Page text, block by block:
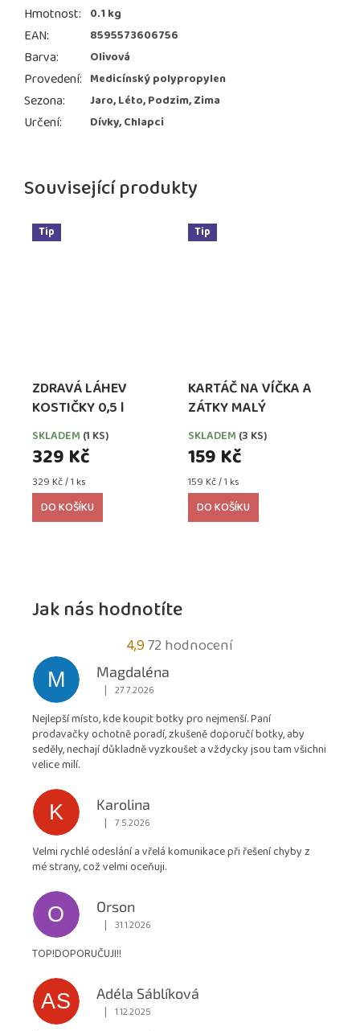
Související produkty
Tip
ZDRAVÁ LÁHEV
KOSTIČKY 0,5 l
SKLADEM (1 KS)
329 Kč
Měrná
cena:
329 Kč / 1 ks
DO KOŠÍKU
Tip
KARTÁČ NA VÍČKA A
ZÁTKY MALÝ
SKLADEM (3 KS)
159 Kč
Měrná
cena:
159 Kč / 1 ks
DO KOŠÍKU
Hmotnost: 0.1 kg
EAN: 8595573606756
Barva: Olivová
Provedení: Medicínský polypropylen
Sezona: Jaro, Léto, Podzim, Zima
Určení: Dívky, Chlapci
Jak nás hodnotíte
4,9Průměrné
hodnocení
obchodu
4,9
z
72 hodnocení
M
Magdaléna
Hodnocení obchodu je 5 z 5 hvězdiček.
| 27.7.2026
Nejlepší místo, kde koupit botky pro nejmenší. Paní
prodavačky ochotně poradí, zkušeně doporučí botky, aby
seděly, nechají důkladně vyzkoušet a vždycky jsou tam všichni
velice milí.
K
Karolina
Hodnocení obchodu je 5 z 5 hvězdiček.
| 7.5.2026
Velmi rychlé odeslání a vřelá komunikace při řešení chyby z
mé strany, což velmi oceňuji.
O
Orson
Hodnocení obchodu je 5 z 5 hvězdiček.
| 31.1.2026
TOP!DOPORUČUJI!!
AS
Adéla Sáblíková
Hodnocení obchodu je 5 z 5 hvězdiček.
| 1.12.2025